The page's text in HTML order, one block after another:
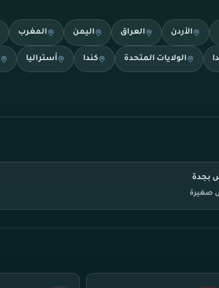
الأردن العراق اليمن المغرب
الولايات المتحدة كندا أستراليا
بجدة
صغيرة